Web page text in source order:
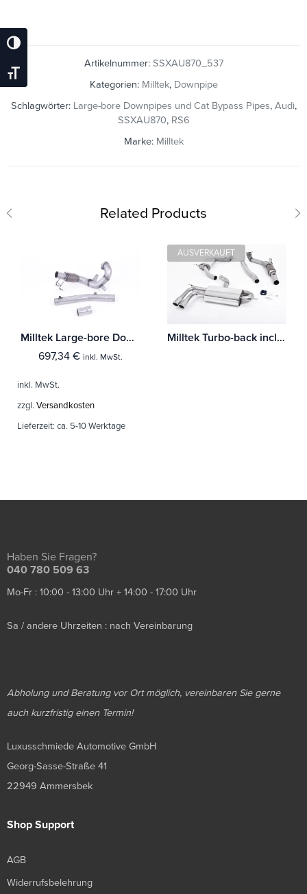
Umschalten Auf Hohe Kontraste
Schrift Vergrößern
Artikelnummer: SSXAU870_537
Kategorien: Milltek, Downpipe
Schlagwörter: Large-bore Downpipes und Cat Bypass Pipes, Audi,
SSXAU870, RS6
Marke: Milltek
Related Products
Milltek Large-bore Downpipe und De-cat Audi A1 40TFSI 5-Türer 2.0 (200PS) mit OPF/GPF
697,34 € inkl. MwSt.
inkl. MwSt.
zzgl. Versandkosten
Lieferzeit: ca. 5-10 Werktage
AUSVERKAUFT
Milltek Turbo-back including Hi-Flow Sports Cat Audi A3 1.8 TSI 2WD 3-Türer
Haben Sie Fragen?
040 780 509 63
Mo-Fr : 10:00 - 13:00 Uhr + 14:00 - 17:00 Uhr
Sa / andere Uhrzeiten : nach Vereinbarung
Abholung und Beratung vor Ort möglich, vereinbaren Sie gerne
auch kurzfristig einen Termin!
Luxusschmiede Automotive GmbH
Georg-Sasse-Straße 41
22949 Ammersbek
Shop Support
AGB
Widerrufsbelehrung